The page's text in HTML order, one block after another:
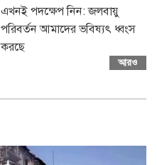
এখনই পদক্ষেপ নিন: জলবায়ু
পরিবর্তন আমাদের ভবিষ্যৎ ধ্বংস
করছে
আরও